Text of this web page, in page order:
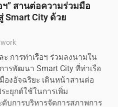
ฯ” สานต่อความร่วมมือ
City ด้วย
การท่าเรือฯ ร่วมลงนามใน
รพัฒนา Smart City ที่ท่าเรือ
องอัจฉริยะ เดินหน้าสานต่อ
ะยุกต์ใช้ในการเพิ่ม
บการบริหารจัดการสภาพการ